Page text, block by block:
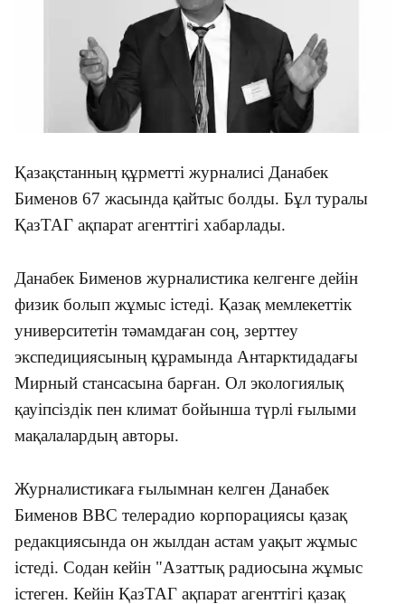
Қазақстанның құрметті журналисі Данабек
Бименов 67 жасында қайтыс болды. Бұл туралы
ҚазТАГ ақпарат агенттігі хабарлады.
Данабек Бименов журналистика келгенге дейін
физик болып жұмыс істеді. Қазақ мемлекеттік
университетін тәмамдаған соң, зерттеу
экспедициясының құрамында Антарктидадағы
Мирный стансасына барған. Ол экологиялық
қауіпсіздік пен климат бойынша түрлі ғылыми
мақалалардың авторы.
Журналистикаға ғылымнан келген Данабек
Бименов BBC телерадио корпорациясы қазақ
редакциясында он жылдан астам уақыт жұмыс
істеді. Содан кейін "Азаттық радиосына жұмыс
істеген. Кейін ҚазТАГ ақпарат агенттігі қазақ